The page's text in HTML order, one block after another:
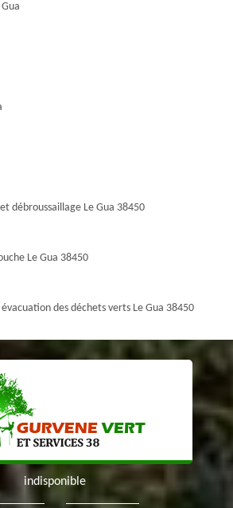
débroussaillage Le Gua 38450
Le Gua 38450
des déchets verts Le Gua 38450
indisponible